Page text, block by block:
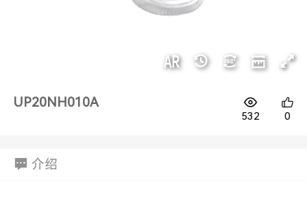
UP20NH010A
532 0
介绍